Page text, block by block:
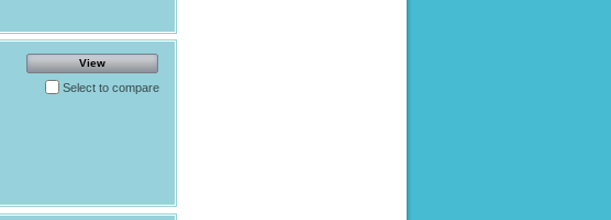
View
Select to compare